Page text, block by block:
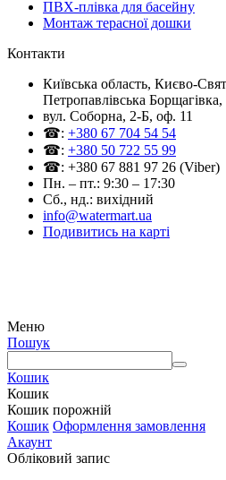
ПВХ-плівка для басейну
Монтаж терасної дошки
Контакти
Київська область, Києво-
Петропавлівська Борщагівка,
вул. Соборна, 2-Б, оф. 11
☎: +380 67 704 54 54
☎: +380 50 722 55 99
☎: +380 67 881 97 26 (Viber)
Пн. – пт.: 9:30 – 17:30
Сб., нд.: вихідний
info@watermart.ua
Подивитись на карті
Меню
Пошук
Кошик
Кошик
Кошик порожній
Кошик Оформлення замовлення
Акаунт
Обліковий запис